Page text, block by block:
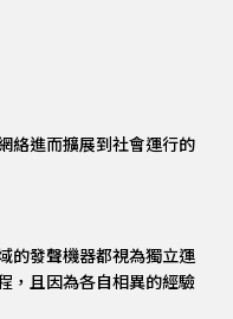
絡進而擴展到社會運行的
的發聲機器都視為獨立運
，且因為各自相異的經驗